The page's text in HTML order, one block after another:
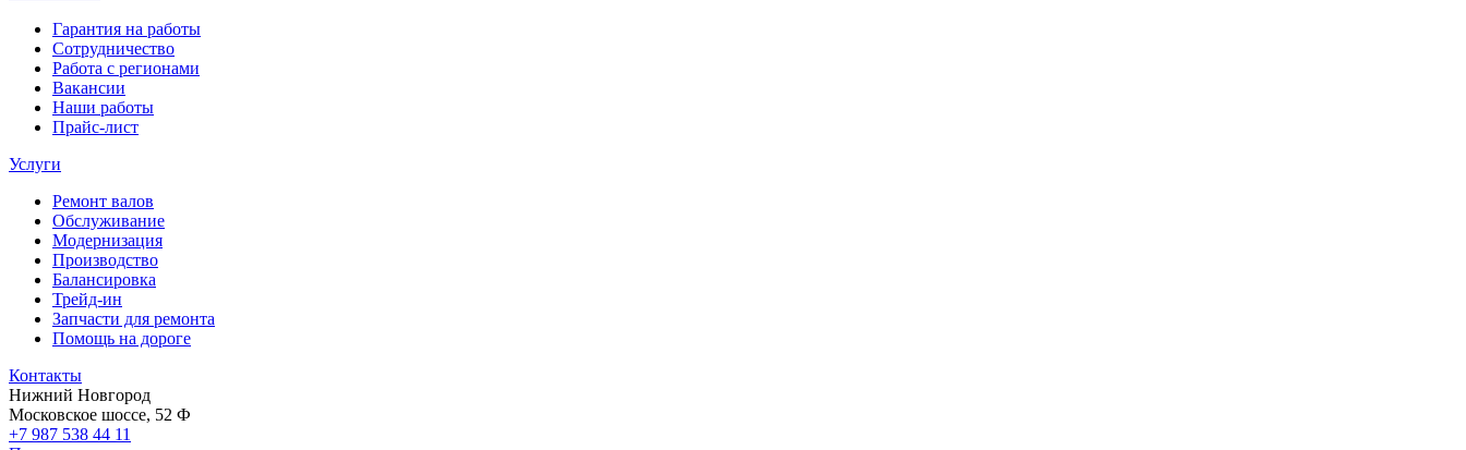
Гарантия на работы
Сотрудничество
Работа с регионами
Вакансии
Наши работы
Прайс-лист
Услуги
Ремонт валов
Обслуживание
Модернизация
Производство
Балансировка
Трейд-ин
Запчасти для ремонта
Помощь на дороге
Контакты
Нижний Новгород
Московское шоссе, 52 Ф
+7 987 538 44 11